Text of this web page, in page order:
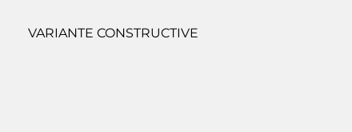
VARIANTE CONSTRUCTIVE